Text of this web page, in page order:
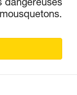
dangereuses